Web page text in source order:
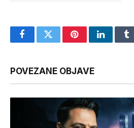
FacebookTwitterPinterestLinkedIn
POVEZANE OBJAVE